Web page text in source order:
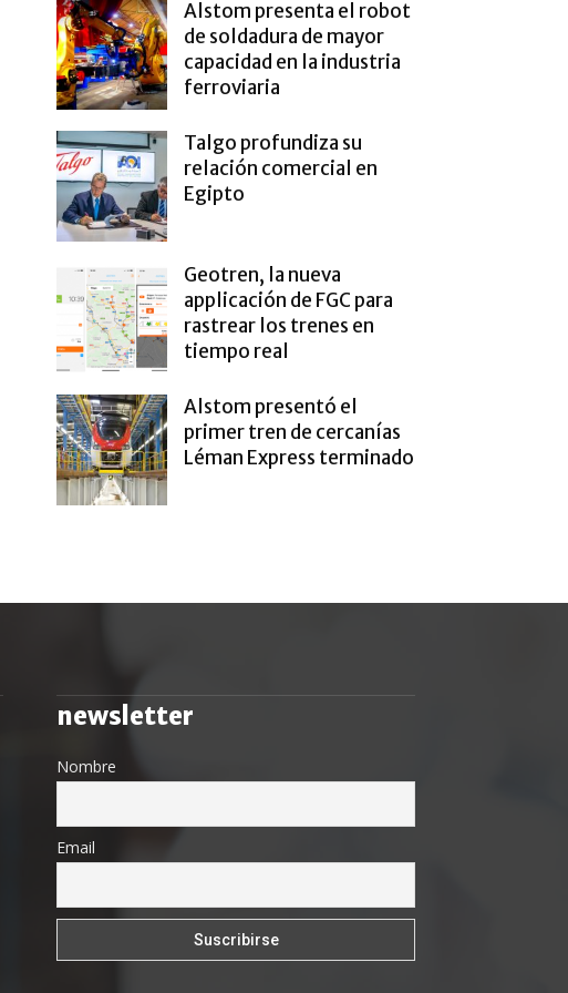
Alstom presenta el robot
de soldadura de mayor
capacidad en la industria
ferroviaria
Talgo profundiza su
relación comercial en
Egipto
Geotren, la nueva
applicación de FGC para
rastrear los trenes en
tiempo real
Alstom presentó el
primer tren de cercanías
Léman Express terminado
newsletter
Nombre
Email